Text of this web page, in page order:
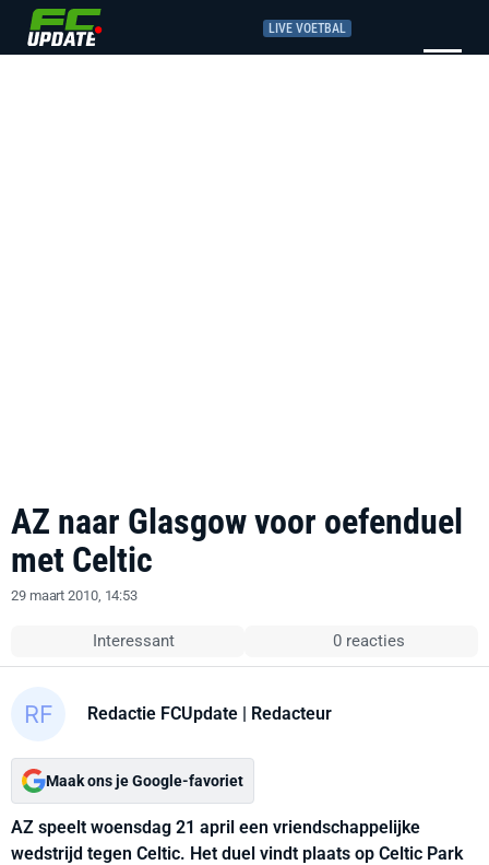
LIVE VOETBAL
AZ naar Glasgow voor oefenduel
met Celtic
29 maart 2010, 14:53
Interessant 0 reacties
Redactie FCUpdate | Redacteur
Maak ons je Google-favoriet
AZ speelt woensdag 21 april een vriendschappelijke
wedstrijd tegen Celtic. Het duel vindt plaats op Celtic Park